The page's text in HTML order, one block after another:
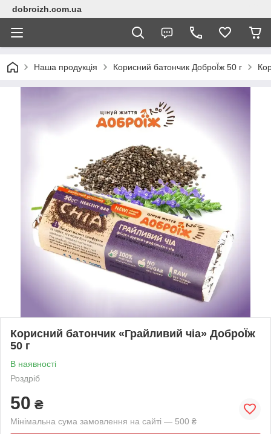
dobroizh.com.ua
Наша продукція Корисний батончик ДоброЇж 50 г
Корисний батончик «Грайливий чіа» ДоброЇж
50 г
В наявності
Роздріб
50 ₴
Мінімальна сума замовлення на сайті — 500 ₴